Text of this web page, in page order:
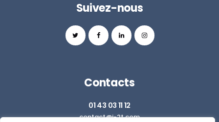
Suivez-nous
Contacts
01 43 03 11 12
contact@i-2t.com